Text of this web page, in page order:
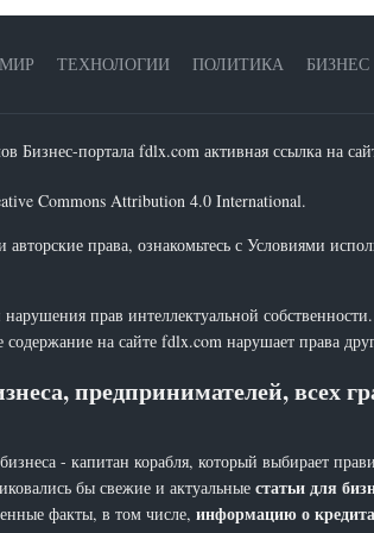
МИР ТЕХНОЛОГИИ ПОЛИТИКА
Бизнес-портала fdlx.com активная ссылка на
Commons Attribution 4.0 International.
права, ознакомьтесь с Условиями
прав интеллектуальной
на сайте fdlx.com нарушает права
предпринимателей, всех
- капитан корабля, который выбирает
бы свежие и актуальные статьи для
факты, в том числе, информацию о